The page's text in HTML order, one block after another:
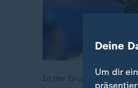
In der Gruppe D geht es
Deine
Um dir